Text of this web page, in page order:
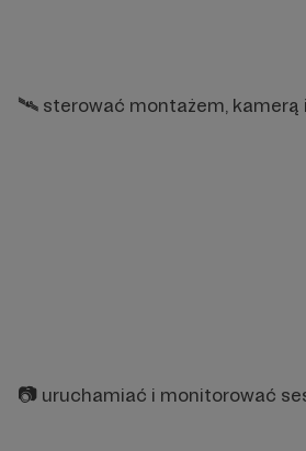
🛰️ sterować montażem, kamerą
📷 uruchamiać i monitorować